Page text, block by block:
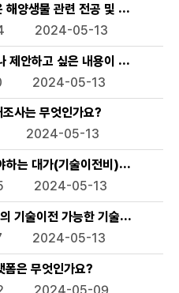
해양생물 관련 전공 및 경력이 필
2024-05-13
제안하고 싶은 내용이 있을 때는
2024-05-13
사는 무엇인가요?
2024-05-13
하는 대가(기술이전비)는 없나요?
2024-05-13
기술이전 가능한 기술이 몇 개 인
2024-05-13
은 무엇인가요?